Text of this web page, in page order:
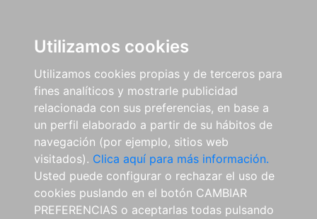
Utilizamos cookies
Utilizamos cookies propias y de terceros para
fines analíticos y mostrarle publicidad
relacionada con sus preferencias, en base a
un perfil elaborado a partir de su hábitos de
navegación (por ejemplo, sitios web
visitados). Clica aquí para más información.
Usted puede configurar o rechazar el uso de
cookies puslando en el botón CAMBIAR
PREFERENCIAS o aceptarlas todas pulsando